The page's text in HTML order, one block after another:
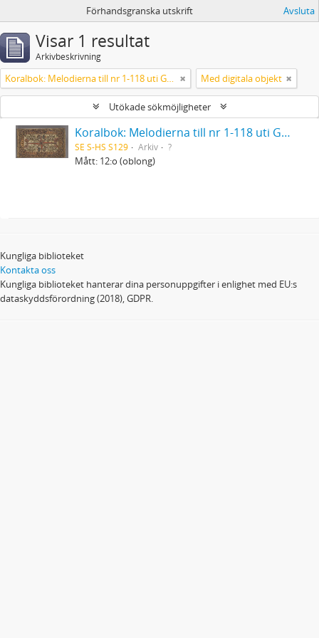
Förhandsgranska utskrift Avsluta
Visar 1 resultat
Arkivbeskrivning
Koralbok: Melodierna till nr 1-118 uti Gamla Psalmboken, enstämmigt satta Med digitala objekt
Utökade sökmöjligheter
Koralbok: Melodierna till nr 1-118 uti Gamla Psalmboken, enstämmigt satta
SE S-HS S129 Arkiv ?
Mått: 12:o (oblong)
Kungliga biblioteket
Kontakta oss
Kungliga biblioteket hanterar dina personuppgifter i enlighet med EU:s
dataskyddsförordning (2018), GDPR.